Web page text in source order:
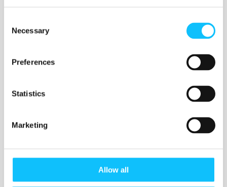
Selection
Necessary
Preferences
Statistics
Marketing
Allow all
Jyväskylän ammattikorkeakoulu
Nurmijärven seurakunta